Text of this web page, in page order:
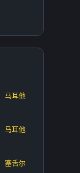
马耳他
马耳他
塞舌尔